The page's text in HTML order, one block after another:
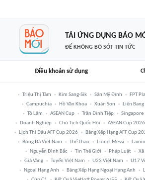
TẢI ỨNG DỤNG BÁO
ĐỂ KHÔNG BỎ SÓT TIN TỨC
Điều khoản sử dụng
Triệu Thị Tâm Kim Sang-Sik Sân Mỹ Đình FPT
Campuchia
Hồ Văn Khoa Xuân Son Liên Bang
Tô Lâm
ASEAN Cup Trần Đình Tiệp Singapore
Doanh Nghiệp
Chủ Tịch Quốc Hội ASEAN Cup 2026
Lịch Thi Đấu AFF Cup 2026
Bảng Xếp Hạng AFF Cup
Bóng Đá Việt Nam
Thể Thao Lionel Messi
Nguyễn Đình Bắc
Tin Thế Giới Pháp Luật
Giá Vàng
Tuyển Việt Nam U23 Việt Nam U17
Ngoại Hạng Anh
Bảng Xếp Hạng Ngoại Hạng Anh